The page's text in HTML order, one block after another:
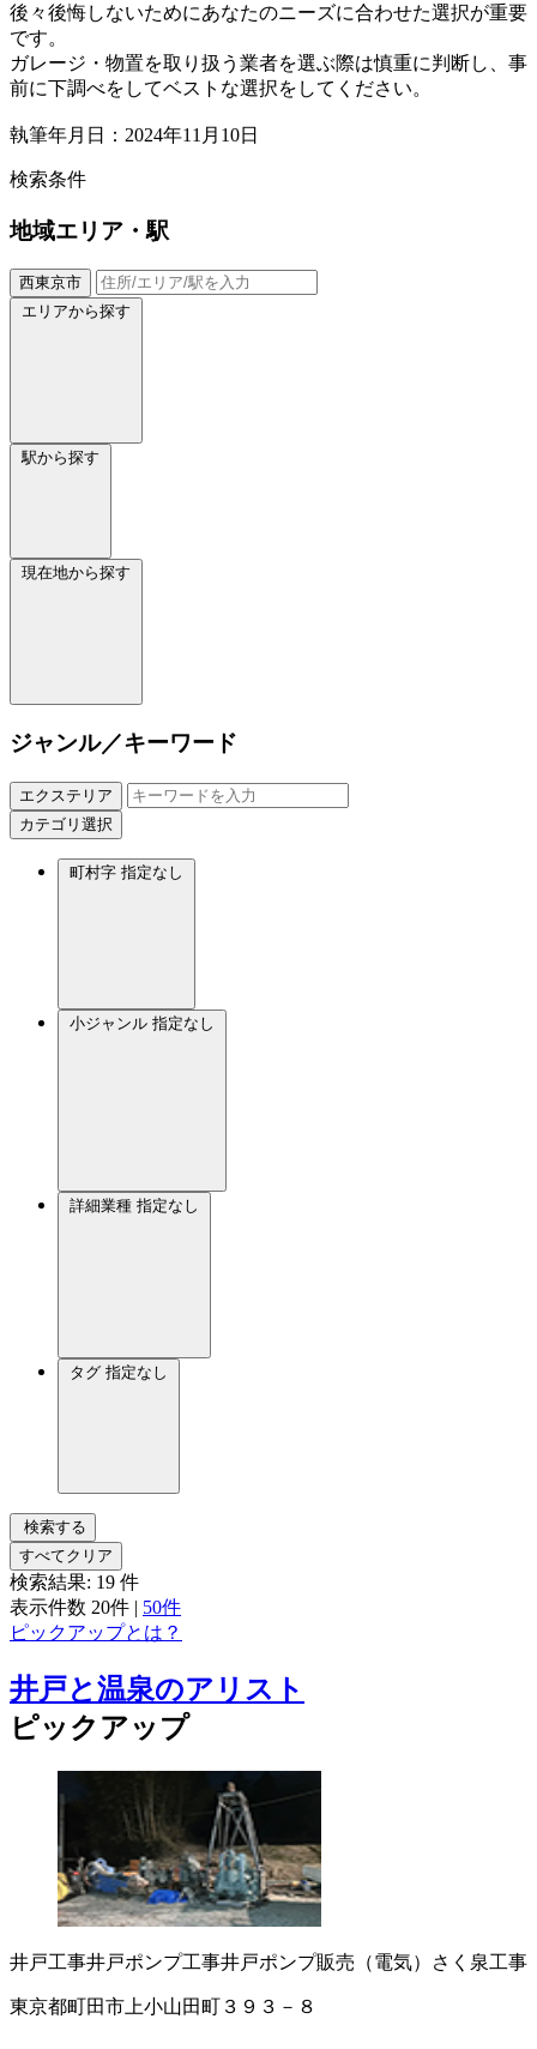
後々後悔しないためにあなたのニーズに合わせた選択が重要
です。
ガレージ・物置を取り扱う業者を選ぶ際は慎重に判断し、事
前に下調べをしてベストな選択をしてください。
執筆年月日：2024年11月10日
検索条件
地域エリア・駅
西東京市
エリアから探す
駅から探す
現在地から探す
ジャンル／キーワード
エクステリア
カテゴリ選択
町村字 指定なし
小ジャンル 指定なし
詳細業種 指定なし
タグ 指定なし
検索する
すべてクリア
検索結果: 19 件
表示件数 20件 | 50件
ピックアップとは？
井戸と温泉のアリスト
ピックアップ
井戸工事井戸ポンプ工事井戸ポンプ販売（電気） さく泉工事
東京都町田市上小山田町３９３－８